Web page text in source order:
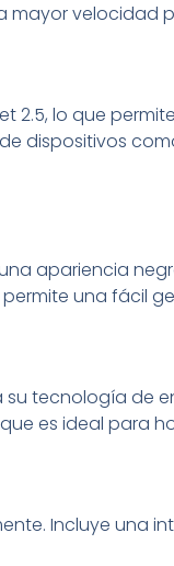
mayor velocidad
2.5, lo que
dispositivos
apariencia
una fácil
tecnología de
es ideal para
Incluye una